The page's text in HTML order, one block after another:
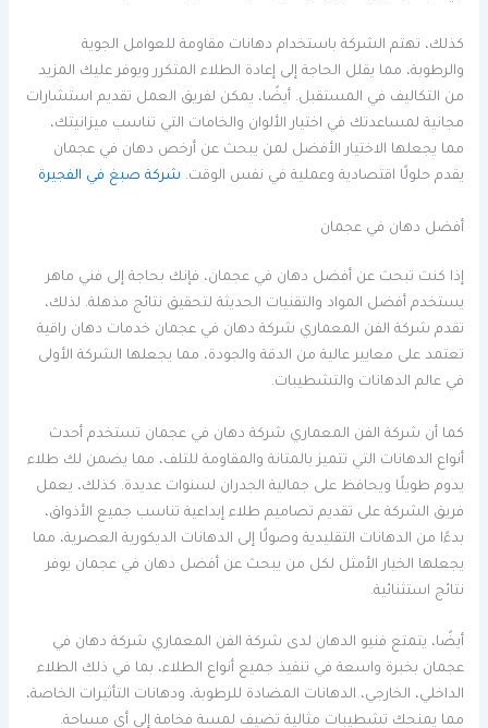
كذلك، تهتم الشركة باستخدام دهانات مقاومة للعوامل الجوية
والرطوبة، مما يقلل الحاجة إلى إعادة الطلاء المتكرر ويوفر عليك المزيد
من التكاليف في المستقبل. أيضًا، يمكن لفريق العمل تقديم استشارات
مجانية لمساعدتك في اختيار الألوان والخامات التي تناسب ميزانيتك،
مما يجعلها الاختيار الأفضل لمن يبحث عن أرخص دهان في عجمان
يقدم حلولًا اقتصادية وعملية في نفس الوقت. شركة صبغ في الفجيرة
أفضل دهان في عجمان
إذا كنت تبحث عن أفضل دهان في عجمان، فإنك بحاجة إلى فني ماهر
يستخدم أفضل المواد والتقنيات الحديثة لتحقيق نتائج مذهلة. لذلك،
تقدم شركة الفن المعماري شركة دهان في عجمان خدمات دهان راقية
تعتمد على معايير عالية من الدقة والجودة، مما يجعلها الشركة الأولى
في عالم الدهانات والتشطيبات.
كما أن شركة الفن المعماري شركة دهان في عجمان تستخدم أحدث
أنواع الدهانات التي تتميز بالمتانة والمقاومة للتلف، مما يضمن لك طلاء
يدوم طويلًا ويحافظ على جمالية الجدران لسنوات عديدة. كذلك، يعمل
فريق الشركة على تقديم تصاميم طلاء إبداعية تناسب جميع الأذواق،
بدءًا من الدهانات التقليدية وصولًا إلى الدهانات الديكورية العصرية، مما
يجعلها الخيار الأمثل لكل من يبحث عن أفضل دهان في عجمان يوفر
نتائج استثنائية.
أيضًا، يتمتع فنيو الدهان لدى شركة الفن المعماري شركة دهان في
عجمان بخبرة واسعة في تنفيذ جميع أنواع الطلاء، بما في ذلك الطلاء
الداخلي، الخارجي، الدهانات المضادة للرطوبة، ودهانات التأثيرات الخاصة،
مما يمنحك تشطيبات مثالية تضيف لمسة فخامة إلى أي مساحة.